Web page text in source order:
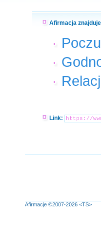
Afirmacja
Link:
Afirmacje ©2007-2026 <TS>